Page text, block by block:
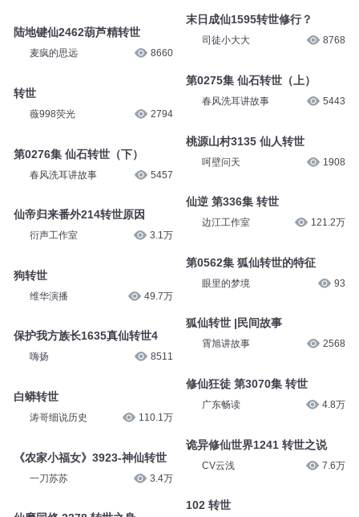
陆地键仙2462葫芦精转世
麦疯的思远 8660
转世
薇998荧光 2794
第0276集 仙石转世（下）
春风洗耳讲故事 5457
仙帝归来番外214转世原因
衍声工作室 3.1万
狗转世
维华演播 49.7万
保护我方族长1635真仙转世4
嗨扬 8511
白蟒转世
涛哥细说历史 110.1万
《农家小福女》3923-神仙转世
一刀苏苏 3.4万
末日成仙1595转世修行？
司徒小大大 8768
第0275集 仙石转世（上）
春风洗耳讲故事 5443
桃源山村3135 仙人转世
呵壁问天 1908
仙逆 第336集 转世
边江工作室 121.2万
第0562集 狐仙转世的特征
眼里的梦境 93
狐仙转世 |民间故事
霄旭讲故事 2568
修仙狂徒 第3070集 转世
广东畅读 4.8万
诡异修仙世界1241 转世之说
CV云浅 7.6万
102 转世